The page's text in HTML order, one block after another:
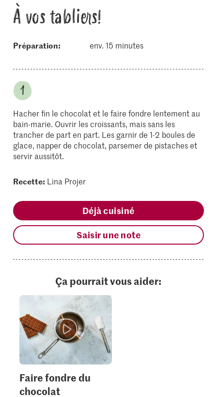
À vos tabliers!
Préparation: env. 15 minutes
Hacher fin le chocolat et le faire fondre lentement au
bain-marie. Ouvrir les croissants, mais sans les
trancher de part en part. Les garnir de 1-2 boules de
glace, napper de chocolat, parsemer de pistaches et
servir aussitôt.
Recette: Lina Projer
Déjà cuisiné
Saisir une note
Ça pourrait vous aider:
Faire fondre du
chocolat